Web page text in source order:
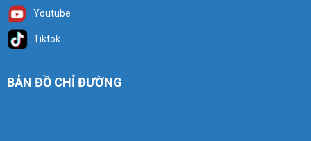
Youtube
Tiktok
BẢN ĐỒ CHỈ ĐƯỜNG